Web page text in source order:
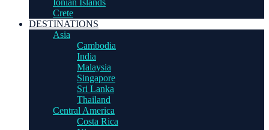
Ionian Islands
Crete
DESTINATIONS
Asia
Cambodia
India
Malaysia
Singapore
Sri Lanka
Thailand
Central America
Costa Rica